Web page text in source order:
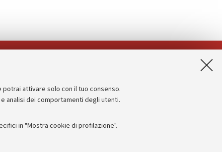
attivare solo con il tuo consenso.
analisi dei comportamenti degli utenti.
in "Mostra cookie di profilazione".
Informazioni sul sito e accessibilità
Privacy e note legali